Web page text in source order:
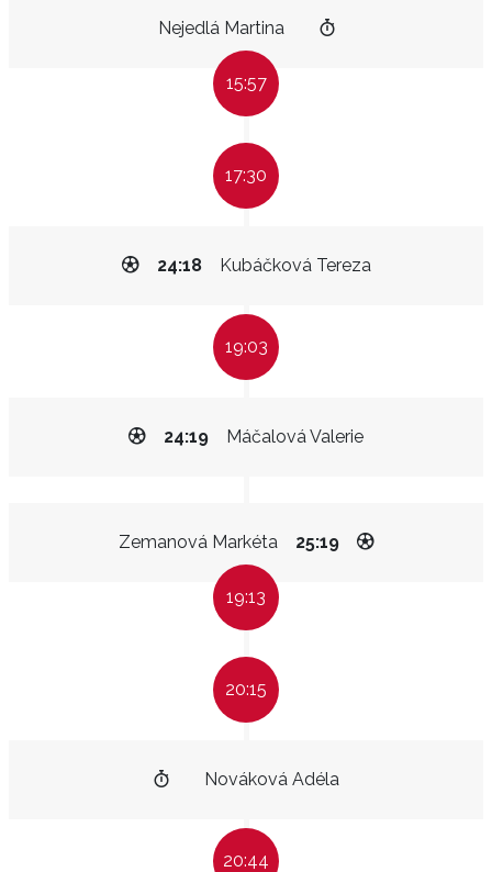
Nejedlá Martina
15:57
17:30
Kubáčková Tereza
24:18
19:03
Máčalová Valerie
24:19
Zemanová Markéta 25:19
19:13
20:15
Nováková Adéla
20:44